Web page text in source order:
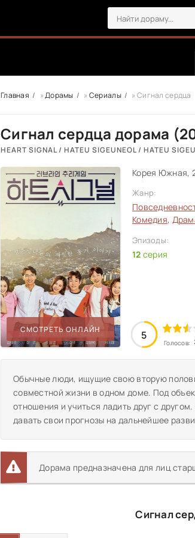
Главная »Дорамы » Сериалы » Сигнал сердца
Сигнал сердца дорама
HEART SIGNAL / HATEU SIGEUNEOL / HATEU
СМОТРЕТЬ ОНЛАЙН
Корея Южная,
Жанр:
Комедия,
Эпизоды:
12 серия
5
Голосов:
Обычные люди, ищущие свою вторую
совместной жизни в одном доме. Под
отношения и учиться ладить друг с
давать свои прогнозы на дальнейшее
Дорама предназначена для лиц
Сигнал